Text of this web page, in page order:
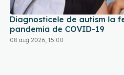
Diagnosticele de autism la
pandemia de COVID-19
08 aug 2026, 15:00